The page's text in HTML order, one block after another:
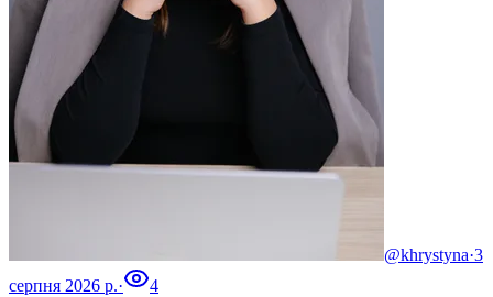
@khrystyna·3
серпня 2026 р.·
4